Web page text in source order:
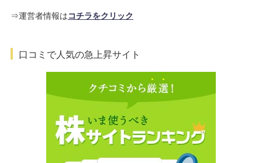
⇒運営者情報はコチラをクリック
口コミで人気の急上昇サイト